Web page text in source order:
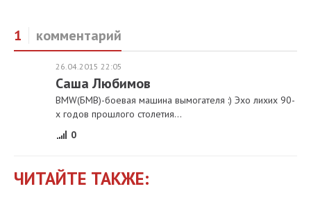
1 комментарий
26.04.2015 22:05
Саша Любимов
BMW(БМВ)-боевая машина вымогателя :) Эхо лихих 90-
х годов прошлого столетия...
0
ЧИТАЙТЕ ТАКЖЕ: